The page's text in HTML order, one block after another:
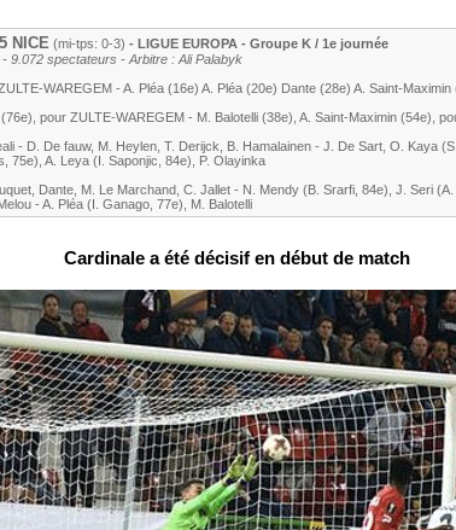
NICE (mi-tps: 0-3) - LIGUE EUROPA - Groupe K / 1e journée
9.072 spectateurs - Arbitre : Ali Palabyk
WAREGEM - A. Pléa (16e) A. Pléa (20e) Dante (28e) A. Saint-Maximin
(76e) , pour ZULTE-WAREGEM - M. Balotelli (38e) A. Saint-Maximin (54e) ,
- D. De fauw, M. Heylen T. Derijck B. Hamalainen - J. De Sart O. Kaya (
, 75e) A. Leya (I. Saponjic , 84e)
P. Olayinka
Dante M. Le Marchand C. Jallet - N. Mendy (B. Srarfi , 84e) J. Seri (A.
- A. Pléa (I. Ganago , 77e) M. Balotelli
Cardinale a été décisif en début de match